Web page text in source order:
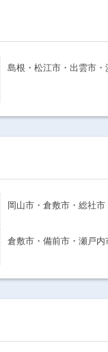
島根・松江市・出雲市・
岡山市・倉敷市・総社市
倉敷市・備前市・瀬戸内